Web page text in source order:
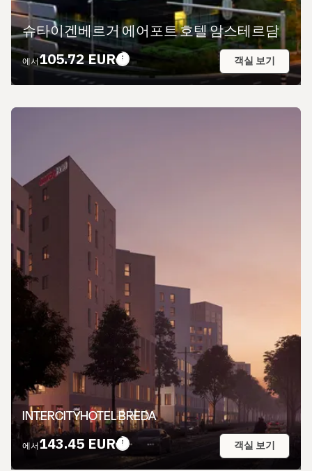
슈타이겐베르거 에어포트 호텔 암스테르담
에서105.72 EUR 객실 보기
INTERCITYHOTEL BREDA
에서143.45 EUR 객실 보기